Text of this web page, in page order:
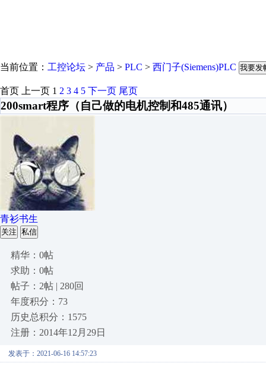
当前位置： 工控论坛 > 产品 > PLC > 西门子(Siemens)PLC 我要发
首页 上一页 1 2 3 4 5 下一页 尾页
200smart程序（自己做的电机控制和485通讯）
青衫书生
关注 私信
精华：0帖
求助：0帖
帖子：2帖 | 280回
年度积分：73
历史总积分：1575
注册：2014年12月29日
发表于：2021-06-16 14:57:23